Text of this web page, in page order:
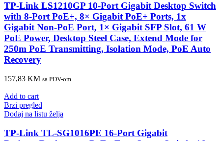
TP-Link LS1210GP 10-Port Gigabit Desktop Switch
with 8-Port PoE+, 8× Gigabit PoE+ Ports, 1x
Gigabit Non-PoE Port, 1× Gigabit SFP Slot, 61 W
PoE Power, Desktop Steel Case, Extend Mode for
250m PoE Transmitting, Isolation Mode, PoE Auto
Recovery
157,83 KM sa PDV-om
Add to cart
Brzi pregled
Dodaj na listu želja
TP-Link TL-SG1016PE 16-Port Gigabit